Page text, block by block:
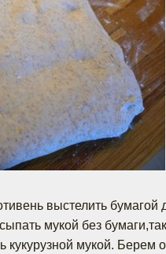
выстелить
мукой без
кукурузной мукой. Берем